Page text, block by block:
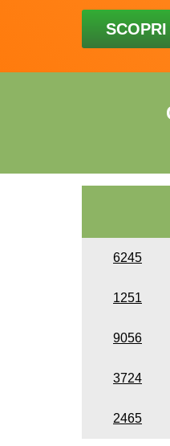
6245
1251
9056
3724
2465